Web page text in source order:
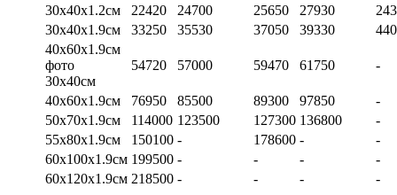
30х40х1.2см
22420 24700 25650 27930
30х40х1.9см
33250 35530 37050 39330
40х60х1.9см
фото
30х40см
54720 57000 59470 61750 -
40х60х1.9см 76950 85500 89300 97850
-
50х70х1.9см
114000 123500 127300 136800
-
55х80х1.9см
150100 - 178600 -
-
60х100х1.9см 199500 - - -
-
60х120х1.9см 218500 - - - -